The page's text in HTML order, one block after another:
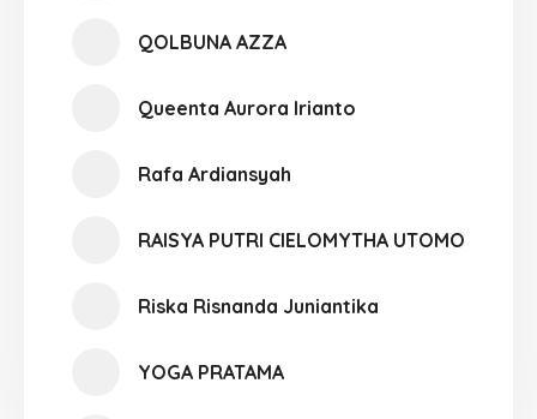
QOLBUNA AZZA
Queenta Aurora Irianto
Rafa Ardiansyah
RAISYA PUTRI CIELOMYTHA UTOMO
Riska Risnanda Juniantika
YOGA PRATAMA